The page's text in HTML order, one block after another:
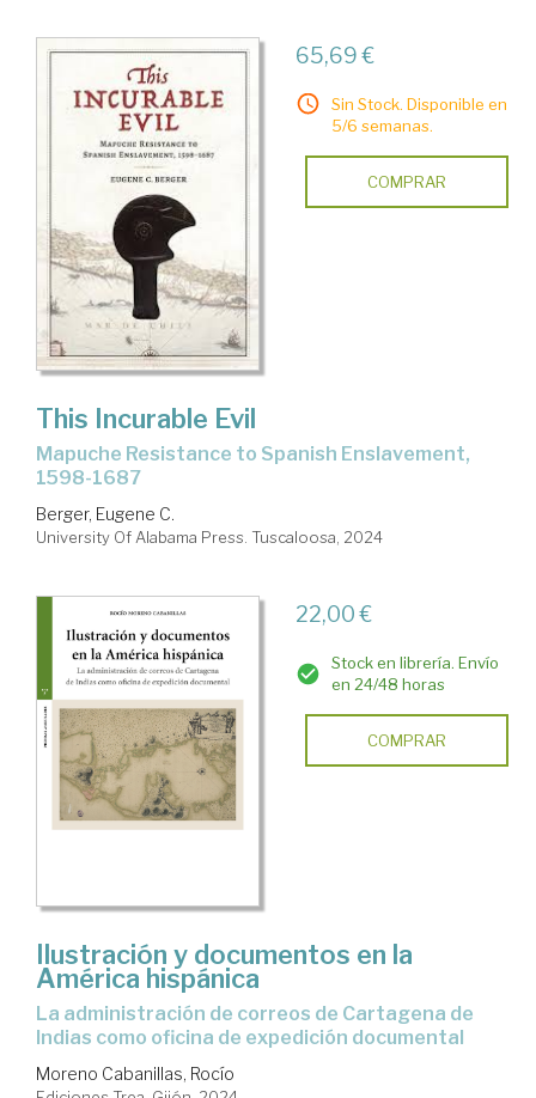
65,69 €
Sin Stock. Disponible en
5/6 semanas.
COMPRAR
This Incurable Evil
Mapuche Resistance to Spanish Enslavement,
1598-1687
Berger, Eugene C.
University Of Alabama Press. Tuscaloosa, 2024
22,00 €
Stock en librería. Envío
en 24/48 horas
COMPRAR
Ilustración y documentos en la
América hispánica
la administración de correos de Cartagena de
Indias como oficina de expedición documental
Moreno Cabanillas, Rocío